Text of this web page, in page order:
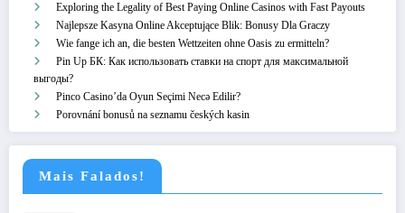
Exploring the Legality of Best Paying Online Casinos with Fast Payouts
Najlepsze Kasyna Online Akceptujące Blik: Bonusy Dla Graczy
Wie fange ich an, die besten Wettzeiten ohne Oasis zu ermitteln?
Pin Up БК: Как использовать ставки на спорт для максимальной
выгоды?
Pinco Casino’da Oyun Seçimi Necə Edilir?
Porovnání bonusů na seznamu českých kasin
Mais Falados!